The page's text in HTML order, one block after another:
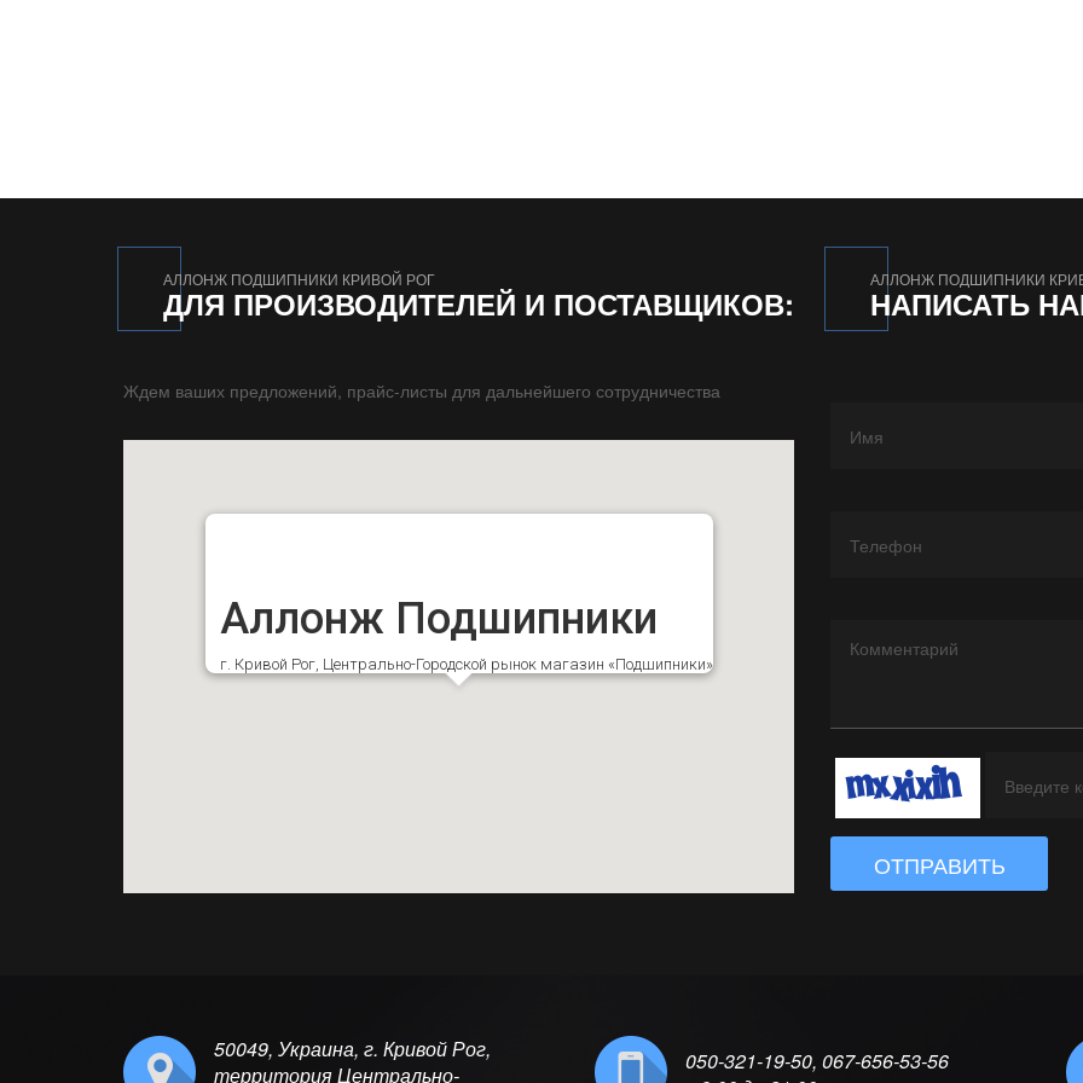
АЛЛОНЖ ПОДШИПНИКИ КРИВОЙ РОГ
ДЛЯ ПРОИЗВОДИТЕЛЕЙ И ПОСТАВЩИКОВ:
Ждем ваших предложений, прайс-листы для дальнейшего сотрудничества
Аллонж Подшипники
г. Кривой Рог, Центрально-Городской рынок магазин «Подшипники»
АЛЛОНЖ ПОДШИПНИКИ
НАПИСАТЬ
ОТПРАВИТЬ
50049, Украина, г. Кривой Рог,
территория Центрально-
050-321-19-50, 067-656-53-56